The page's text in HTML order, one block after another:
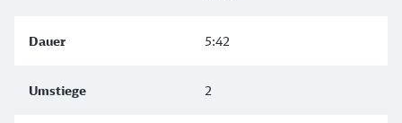
5:42
2